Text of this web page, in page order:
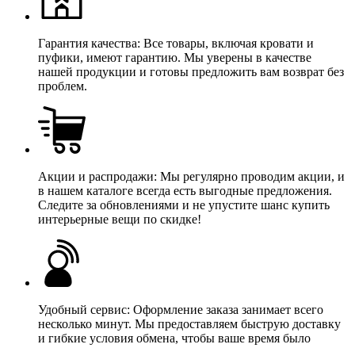
Гарантия качества: Все товары, включая кровати и
пуфики, имеют гарантию. Мы уверены в качестве
нашей продукции и готовы предложить вам возврат без
проблем.
Акции и распродажи: Мы регулярно проводим акции, и
в нашем каталоге всегда есть выгодные предложения.
Следите за обновлениями и не упустите шанс купить
интерьерные вещи по скидке!
Удобный сервис: Оформление заказа занимает всего
несколько минут. Мы предоставляем быструю доставку
и гибкие условия обмена, чтобы ваше время было